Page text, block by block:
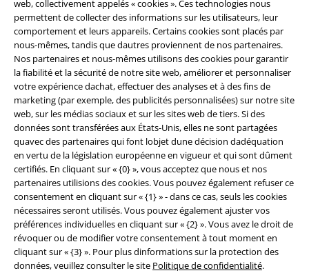
web, collectivement appelés « cookies ». Ces technologies nous
permettent de collecter des informations sur les utilisateurs, leur
comportement et leurs appareils. Certains cookies sont placés par
nous-mêmes, tandis que dautres proviennent de nos partenaires.
Nos partenaires et nous-mêmes utilisons des cookies pour garantir
la fiabilité et la sécurité de notre site web, améliorer et personnaliser
votre expérience dachat, effectuer des analyses et à des fins de
marketing (par exemple, des publicités personnalisées) sur notre site
web, sur les médias sociaux et sur les sites web de tiers. Si des
données sont transférées aux États-Unis, elles ne sont partagées
quavec des partenaires qui font lobjet dune décision dadéquation
en vertu de la législation européenne en vigueur et qui sont dûment
certifiés. En cliquant sur « {0} », vous acceptez que nous et nos
partenaires utilisions des cookies. Vous pouvez également refuser ce
consentement en cliquant sur « {1} » - dans ce cas, seuls les cookies
nécessaires seront utilisés. Vous pouvez également ajuster vos
préférences individuelles en cliquant sur « {2} ». Vous avez le droit de
révoquer ou de modifier votre consentement à tout moment en
cliquant sur « {3} ». Pour plus dinformations sur la protection des
données, veuillez consulter le site Politique de confidentialité.
Légal
Conditions générales
Éditeur
Clauses de confidentialité
Élimination des déchets et protection de l'environnement
Déclaration de Conformité